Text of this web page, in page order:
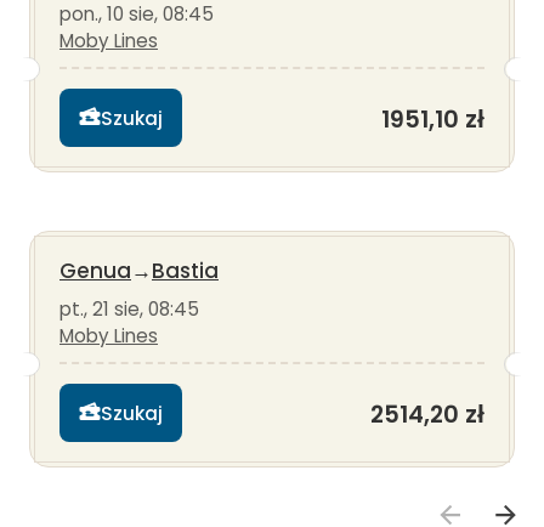
pon., 10 sie, 08:45
Moby Lines
Szukaj 1951,10 zł
Genua→Bastia
pt., 21 sie, 08:45
Moby Lines
Szukaj 2514,20 zł